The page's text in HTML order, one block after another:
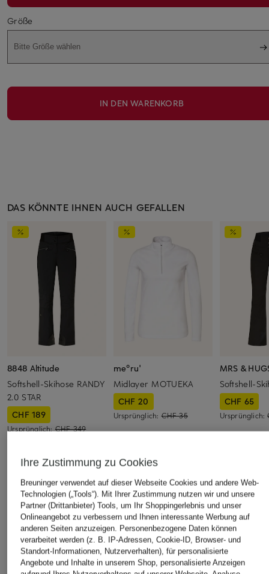
Größe
Bitte Größe wählen
IN DEN WARENKORB
DAS KÖNNTE IHNEN AUCH GEFALLEN
8848 Altitude
Softshell-Skihose RANDY
2.0 STAR
CHF 189
Ursprünglich:CHF 349
me°ru'
Midlayer MOTUEKA
CHF 20
Ursprünglich:CHF 35
MRS &
Softshell-
CHF 65
Ursprünglich:
ÄHNLICHE ARTIKEL ENTDECKEN
Ihre Zustimmung zu Cookies
Breuninger verwendet auf dieser Webseite Cookies und andere Web-
Technologien („Tools“). Mit Ihrer Zustimmung nutzen wir und unsere
Partner (Drittanbieter) Tools, um Ihr Shoppingerlebnis und unser
Onlineangebot zu verbessern und Ihnen interessante Werbung auf
anderen Seiten anzuzeigen. Personenbezogene Daten können
verarbeitet werden (z. B. IP-Adressen, Cookie-ID, Browser- und
Standort-Informationen, Nutzerverhalten), für personalisierte
Angebote und Inhalte in unserem Shop, personalisierte Anzeigen